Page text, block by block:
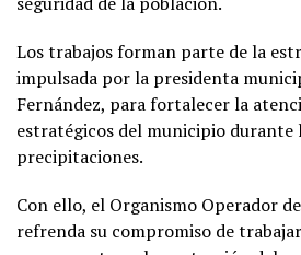
Los trabajos forman parte de la
impulsada por la presidenta
Fernández, para fortalecer la
estratégicos del municipio durante
precipitaciones.
Con ello, el Organismo Operador
refrenda su compromiso de